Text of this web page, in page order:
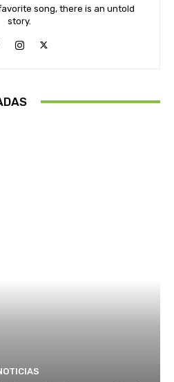
song, there is an untold
story.